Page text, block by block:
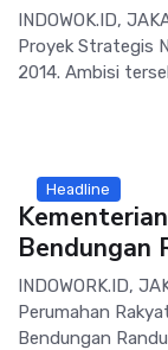
INDOWOK.ID,
Proyek Strategis
2014. Ambisi
Headline
Bendungan
INDOWORK.ID,
Perumahan
Bendungan